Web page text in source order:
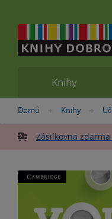
Nacházíte
zde:
Domů »
Knihy »
Zásilkovna
Knihy